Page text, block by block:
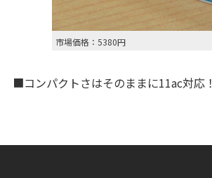
市場価格：5380円
■コンパクトさはそのままに11ac対応！